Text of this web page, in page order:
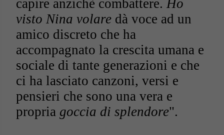
capire anzichè combattere. Ho
visto Nina volare dà voce ad un
amico discreto che ha
accompagnato la crescita umana e
sociale di tante generazioni e che
ci ha lasciato canzoni, versi e
pensieri che sono una vera e
propria goccia di splendore".